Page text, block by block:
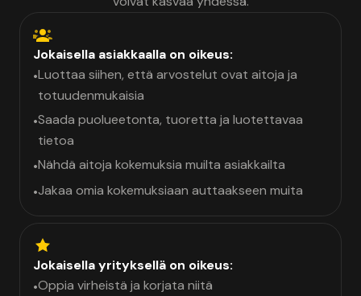
Jokaisella asiakkaalla on oikeus:
•Luottaa siihen, että arvostelut ovat aitoja ja
totuudenmukaisia
•Saada puolueetonta, tuoretta ja luotettavaa
tietoa
•Nähdä aitoja kokemuksia muilta asiakkailta
•Jakaa omia kokemuksiaan auttaakseen muita
Jokaisella yrityksellä on oikeus:
•Oppia virheistä ja korjata niitä